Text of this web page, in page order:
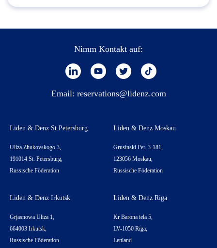
Nimm Kontakt auf:
Email: reservations@lidenz.com
Liden & Denz St.Petersburg
Uliza Zhukovskogo 3,
191014 St. Petersburg,
Russische Föderation
Liden & Denz Moskau
Grusinski Per. 3-181,
123056 Moskau,
Russische Föderation
Liden & Denz Irkutsk
Grjasnowa Uliza 1,
664003 Irkutsk,
Russische Föderation
Liden & Denz Riga
Kr Barona iela 5,
LV-1050 Riga,
Lettland